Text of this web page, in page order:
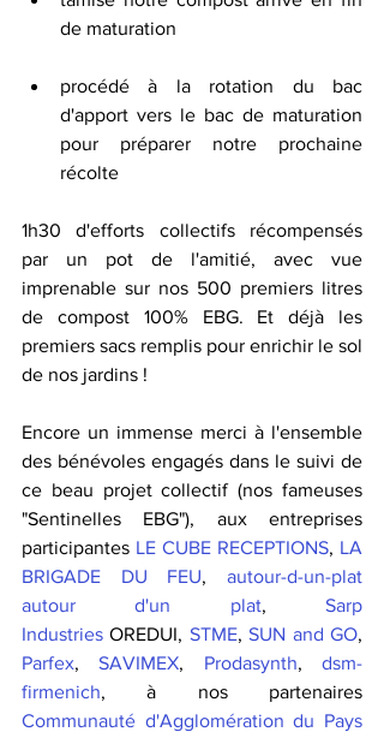
de maturation
procédé à la rotation du bac
d'apport vers le bac de maturation
pour préparer notre prochaine
récolte
1h30 d'efforts collectifs récompensés
par un pot de l'amitié, avec vue
imprenable sur nos 500 premiers litres
de compost 100% EBG. Et déjà les
premiers sacs remplis pour enrichir le sol
de nos jardins !
Encore un immense merci à l'ensemble
des bénévoles engagés dans le suivi de
ce beau projet collectif (nos fameuses
"Sentinelles EBG"), aux entreprises
participantes LE CUBE RECEPTIONS, LA
BRIGADE DU FEU, autour-d-un-plat
autour d'un plat, Sarp
Industries OREDUI, STME, SUN and GO
Parfex, SAVIMEX, Prodasynth, dsm-
firmenich
Communauté d'Agglomération du Pays